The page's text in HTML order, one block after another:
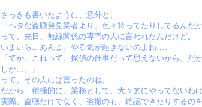
さっきも書いたように、意外と、
「ヘタな盗聴発見業者より、色々持ってたりしてるんだ
って、先日、無線関係の専門の人に言われたんだけど。
いまいち…あんま、やる気が起きないのよね…。
「てか、これって、探偵の仕事だって思えないから。
しか…。」
って、その人には言ったのね。
だから、積極的に、業務として、大々的にやってないわけ
実際、盗聴だけでなく、盗撮のも、確認できたりするのを